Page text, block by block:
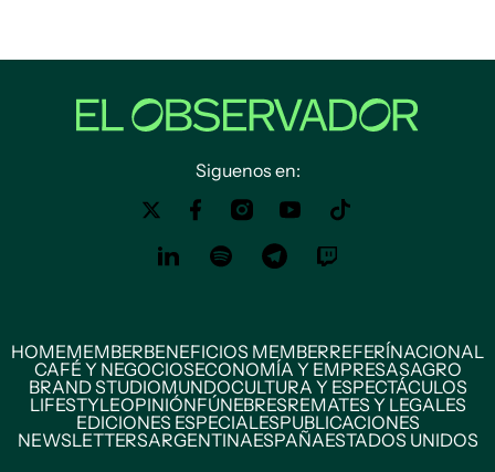
Siguenos en:
HOMEMEMBERBENEFICIOS MEMBERREFERÍNACIONAL
CAFÉ Y NEGOCIOSECONOMÍA Y EMPRESASAGRO
BRAND STUDIOMUNDOCULTURA Y ESPECTÁCULOS
LIFESTYLEOPINIÓNFÚNEBRESREMATES Y LEGALES
EDICIONES ESPECIALESPUBLICACIONES
NEWSLETTERSARGENTINAESPAÑAESTADOS UNIDOS